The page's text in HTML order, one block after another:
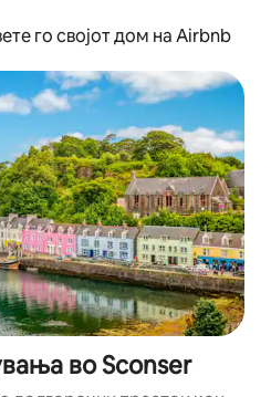
го својот дом на Airbnb
во Sconser